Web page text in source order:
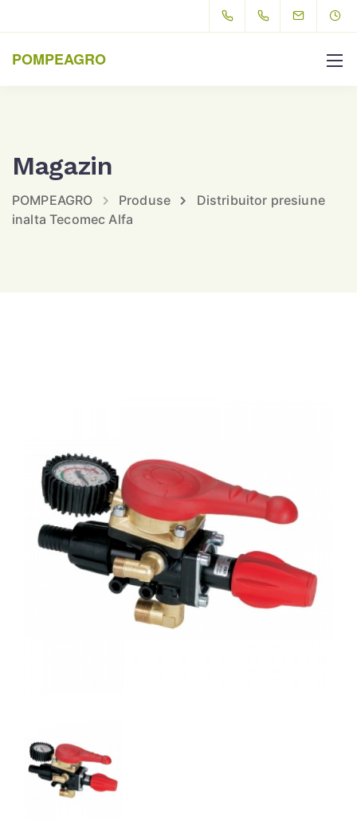
POMPEAGRO
Magazin
POMPEAGRO Produse
Distribuitor presiune
inalta Tecomec Alfa